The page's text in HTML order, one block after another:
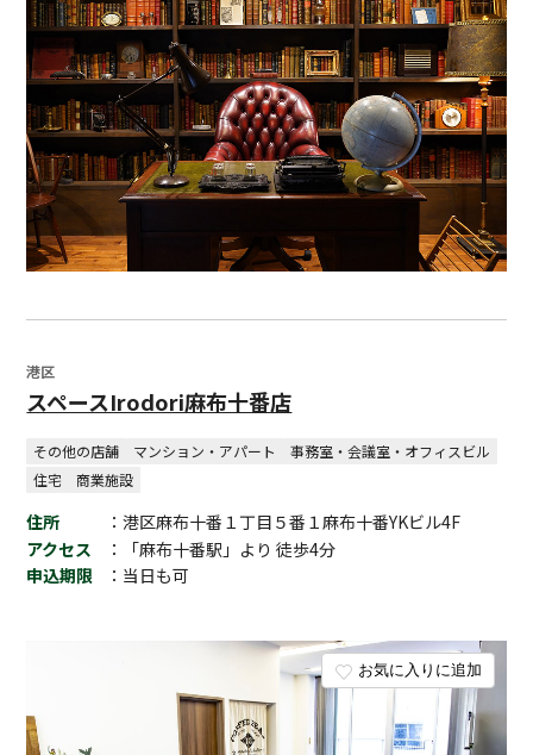
お気に入りに追加
港区
スペースIrodori麻布十番店
その他の店舗 マンション・アパート
事務室・会議室・オフィスビル
住宅
商業施設
住所
：港区麻布十番１丁目５番１麻布十番YKビル4F
アクセス
：「麻布十番駅」より 徒歩4分
申込期限
：当日も可